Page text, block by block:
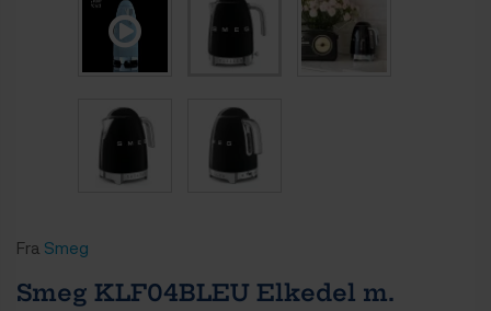
Fra Smeg
Smeg KLF04BLEU Elkedel m.